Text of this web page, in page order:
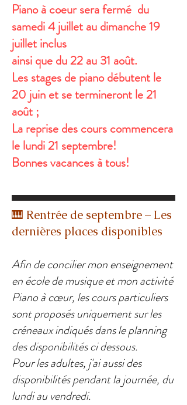
Piano à coeur sera fermé du
samedi 4 juillet au dimanche 19
juillet inclus
ainsi que du 22 au 31 août.
Les stages de piano débutent le
20 juin et se termineront le 21
août ;
La reprise des cours commencera
le lundi 21 septembre!
Bonnes vacances à tous!
🎹 Rentrée de septembre – Les
dernières places disponibles
Afin de concilier mon enseignement
en école de musique et mon activité
Piano à cœur, les cours particuliers
sont proposés uniquement sur les
créneaux indiqués dans le planning
des disponibilités ci dessous.
Pour les adultes, j'ai aussi des
disponibilités pendant la journée, du
lundi au vendredi.